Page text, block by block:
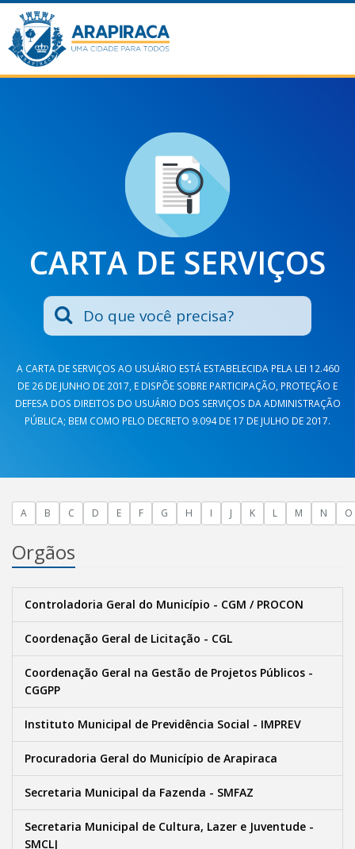
CARTA DE SERVIÇOS
A CARTA DE SERVIÇOS AO USUÁRIO ESTÁ ESTABELECIDA PELA LEI 12.460
DE 26 DE JUNHO DE 2017, E DISPÕE SOBRE PARTICIPAÇÃO, PROTEÇÃO E
DEFESA DOS DIREITOS DO USUÁRIO DOS SERVIÇOS DA ADMINISTRAÇÃO
PÚBLICA; BEM COMO PELO DECRETO 9.094 DE 17 DE JULHO DE 2017.
A B C D E F G H I J K L M N O
Orgãos
Controladoria Geral do Município - CGM / PROCON
Coordenação Geral de Licitação - CGL
Coordenação Geral na Gestão de Projetos Públicos -
CGGPP
Instituto Municipal de Previdência Social - IMPREV
Procuradoria Geral do Município de Arapiraca
Secretaria Municipal da Fazenda - SMFAZ
Secretaria Municipal de Cultura, Lazer e Juventude -
SMCLJ